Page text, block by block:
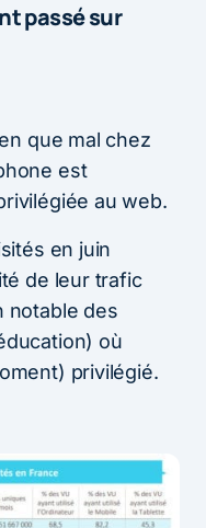
passé sur
que mal chez
est
au web.
en juin
de leur trafic
notable des
où
privilégié.